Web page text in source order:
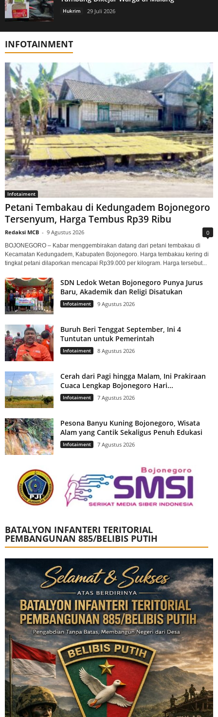
Hukrim 29 Juli 2026
INFOTAINMENT
Infotaiment
Petani Tembakau di Kedungadem Bojonegoro
Tersenyum, Harga Tembus Rp39 Ribu
Redaksi MCB - 9 Agustus 2026 0
BOJONEGORO – Kabar menggembirakan datang dari petani tembakau di
Kecamatan Kedungadem, Kabupaten Bojonegoro. Harga tembakau kering di
tingkat petani dilaporkan mencapai Rp39.000 per kilogram. Harga tersebut...
SDN Ledok Wetan Bojonegoro Punya Jurus
Baru, Akademik dan Religi Disatukan
Infotaiment 9 Agustus 2026
Buruh Beri Tenggat September, Ini 4
Tuntutan untuk Pemerintah
Infotaiment 8 Agustus 2026
Cerah dari Pagi hingga Malam, Ini Prakiraan
Cuaca Lengkap Bojonegoro Hari...
Infotaiment 7 Agustus 2026
Pesona Banyu Kuning Bojonegoro, Wisata
Alam yang Cantik Sekaligus Penuh Edukasi
Infotaiment 7 Agustus 2026
BATALYON INFANTERI TERITORIAL
PEMBANGUNAN 885/BELIBIS PUTIH